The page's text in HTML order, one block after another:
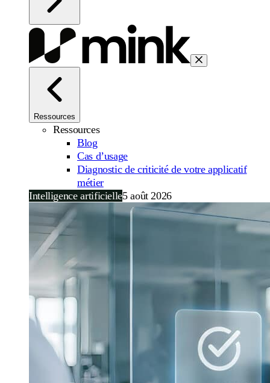
Ressources
Ressources
Blog
Cas d’usage
Diagnostic de criticité de votre applicatif
métier
Intelligence artificielle5 août 2026